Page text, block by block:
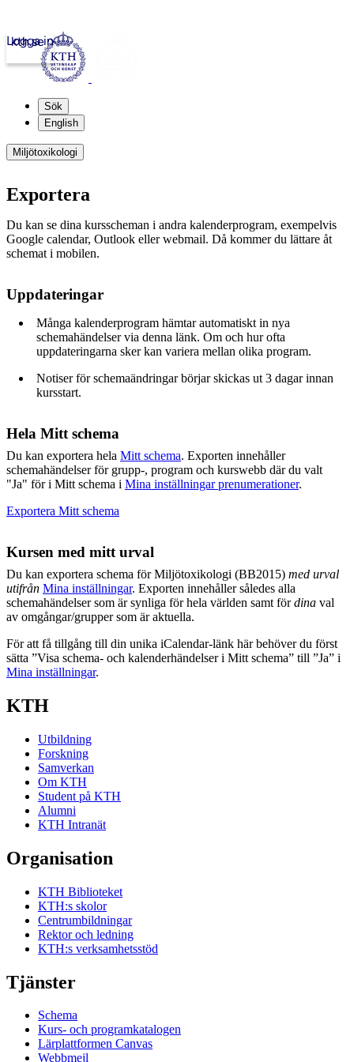
kth.se
Logga in
Sök
English
Miljötoxikologi
Exportera
Du kan se dina kursscheman i andra kalenderprogram, exempelvis
Google calendar, Outlook eller webmail. Då kommer du lättare åt
schemat i mobilen.
Uppdateringar
Många kalenderprogram hämtar automatiskt in nya
schemahändelser via denna länk. Om och hur ofta
uppdateringarna sker kan variera mellan olika program.
Notiser för schemaändringar börjar skickas ut 3 dagar innan
kursstart.
Hela Mitt schema
Du kan exportera hela Mitt schema. Exporten innehåller
schemahändelser för grupp-, program och kurswebb där du valt
"Ja" för i Mitt schema i Mina inställningar prenumerationer.
Exportera Mitt schema
Kursen med mitt urval
Du kan exportera schema för Miljötoxikologi (BB2015) med urval
utifrån Mina inställningar. Exporten innehåller således alla
schemahändelser som är synliga för hela världen samt fördina val
av omgångar/grupper som är aktuella.
För att få tillgång till din unika iCalendar-länk här behöver du först
sätta ”Visa schema- och kalenderhändelser i Mitt schema” till ”Ja” i
Mina inställningar.
KTH
Utbildning
Forskning
Samverkan
Om KTH
Student på KTH
Alumni
KTH Intranät
Organisation
KTH Biblioteket
KTH:s skolor
Centrumbildningar
Rektor och ledning
KTH:s verksamhetsstöd
Tjänster
Schema
Kurs- och programkatalogen
Lärplattformen Canvas
Webbmejl